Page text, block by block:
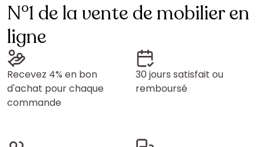
N°1 de la vente de mobilier en
ligne
Recevez 4% en bon
d'achat pour chaque
commande
30 jours satisfait ou
remboursé